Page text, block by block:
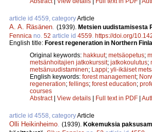
article id 4559, categoryArticle
A. A. Räsänen (1939). Metsien uudistamisesta
Fennica no. 52 article id 4559 https://doi.org/
English title: Forest regeneration in Northern
Original keywords: hakkuut; metsäopetus;
metsänhoitajien jatkokurssit; jatkokoulutus;
metsänuudistaminen; Lappi; yli-ikäiset
English keywords: forest management;
regeneration; fellings; forest education;
courses
Abstract| View details | Full text in PDF |
article id 4558, categoryArticle
Olli Heikinheimo (1939). Kokemuksia